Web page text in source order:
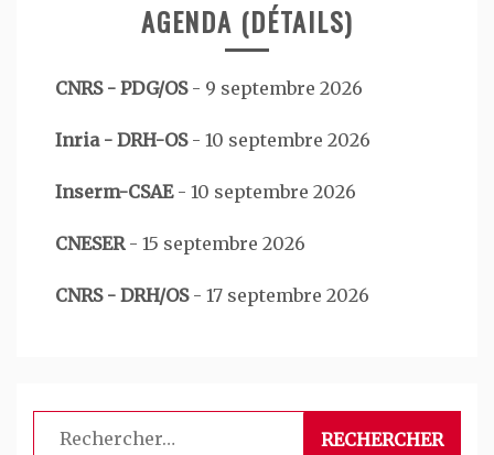
AGENDA (DÉTAILS)
CNRS - PDG/OS- 9 septembre 2026
Inria - DRH-OS- 10 septembre 2026
Inserm-CSAE- 10 septembre 2026
CNESER- 15 septembre 2026
CNRS - DRH/OS- 17 septembre 2026
Rechercher :